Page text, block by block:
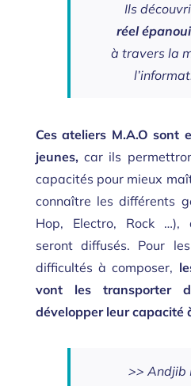
Ils
réel
à travers la
Ces ateliers M.A.O sont
jeunes,car ils
capacités pour mieux
connaître les différents
Hop, Electro, Rock …),
seront diffusés. Pour
difficultés à composer,
vont les transporter
développer leur capacité
>> Andjib